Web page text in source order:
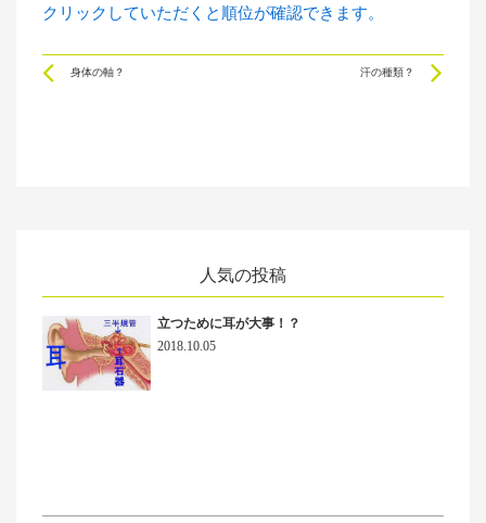
クリックしていただくと順位が確認できます。
Prev
身体の軸？ 汗の種類？
人気の投稿
立つために耳が大事！？
2018.10.05